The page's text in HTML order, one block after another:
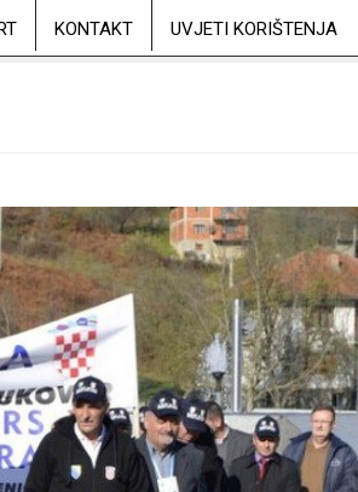
KONTAKT UVJETI KORIŠTENJA